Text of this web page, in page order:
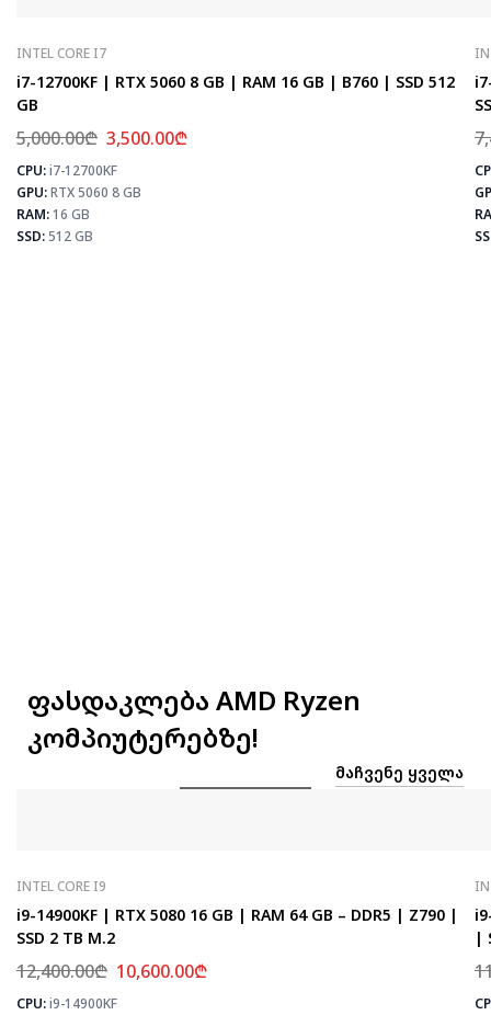
INTEL CORE I7
i7-12700KF | RTX 5060 8 GB | RAM 16 GB | B760 | SSD 512
GB
5,000.00₾ 3,500.00₾
CPU:i7-12700KF
GPU:RTX 5060 8 GB
RAM:16 GB
SSD:512 GB
ფასდაკლება AMD Ryzen
კომპიუტერებზე!
ᲛᲐᲩᲕᲔᲜᲔ ᲧᲕᲔᲚᲐ
INTEL CORE I9
i9-14900KF | RTX 5080 16 GB | RAM 64 GB – DDR5 | Z790 |
SSD 2 TB M.2
12,400.00₾ 10,600.00₾
CPU:i9-14900KF
|